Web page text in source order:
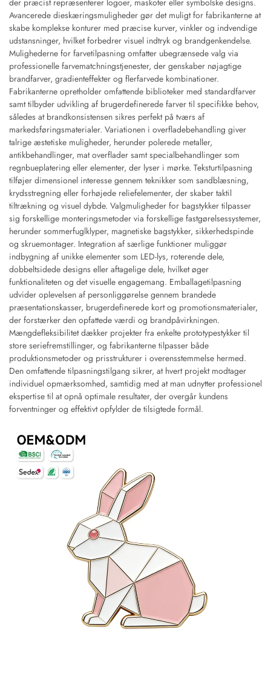
der præcist repræsenterer logoer, maskoter eller symbolske designs.
Avancerede dieskæringsmuligheder gør det muligt for fabrikanterne at
skabe komplekse konturer med præcise kurver, vinkler og indvendige
udstansninger, hvilket forbedrer visuel indtryk og brandgenkendelse.
Mulighederne for farvetilpasning omfatter ubegrænsede valg via
professionelle farvematchningstjenester, der genskaber nøjagtige
brandfarver, gradienteffekter og flerfarvede kombinationer.
Fabrikanterne opretholder omfattende biblioteker med standardfarver
samt tilbyder udvikling af brugerdefinerede farver til specifikke behov,
således at brandkonsistensen sikres perfekt på tværs af
markedsføringsmaterialer. Variationen i overfladebehandling giver
talrige æstetiske muligheder, herunder polerede metaller,
antikbehandlinger, mat overflader samt specialbehandlinger som
regnbueplatering eller elementer, der lyser i mørke. Teksturtilpasning
tilføjer dimensionel interesse gennem teknikker som sandblæsning,
krydsstregning eller forhøjede reliefelementer, der skaber taktil
tiltrækning og visuel dybde. Valgmuligheder for bagstykker tilpasser
sig forskellige monteringsmetoder via forskellige fastgørelsessystemer,
herunder sommerfuglklyper, magnetiske bagstykker, sikkerhedspinde
og skruemontager. Integration af særlige funktioner muliggør
indbygning af unikke elementer som LED-lys, roterende dele,
dobbeltsidede designs eller aftagelige dele, hvilket øger
funktionaliteten og det visuelle engagemang. Emballagetilpasning
udvider oplevelsen af personliggørelse gennem brandede
præsentationskasser, brugerdefinerede kort og promotionsmaterialer,
der forstærker den opfattede værdi og brandpåvirkningen.
Mængdefleksibilitet dækker projekter fra enkelte prototypestykker til
store seriefremstillinger, og fabrikanterne tilpasser både
produktionsmetoder og prisstrukturer i overensstemmelse hermed.
Den omfattende tilpasningstilgang sikrer, at hvert projekt modtager
individuel opmærksomhed, samtidig med at man udnytter professionel
ekspertise til at opnå optimale resultater, der overgår kundens
forventninger og effektivt opfylder de tilsigtede formål.